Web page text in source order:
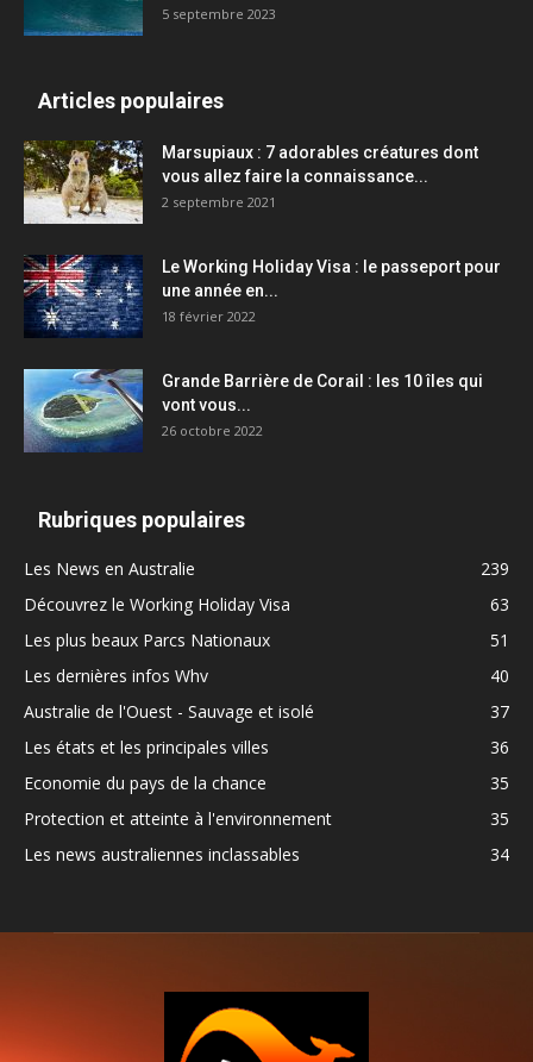
5 septembre 2023
Articles populaires
Marsupiaux : 7 adorables créatures dont
vous allez faire la connaissance...
2 septembre 2021
Le Working Holiday Visa : le passeport pour
une année en...
18 février 2022
Grande Barrière de Corail : les 10 îles qui
vont vous...
26 octobre 2022
Rubriques populaires
Les News en Australie
239
Découvrez le Working Holiday Visa
63
Les plus beaux Parcs Nationaux
51
Les dernières infos Whv
40
Australie de l'Ouest - Sauvage et isolé
37
Les états et les principales villes
36
Economie du pays de la chance
35
Protection et atteinte à l'environnement
35
Les news australiennes inclassables
34